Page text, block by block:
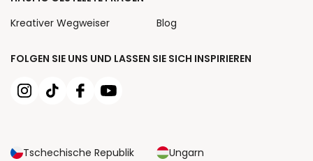
FOLGEN SIE UNS UND LASSEN SIE SICH INSPIRIEREN
Tschechische Republik
Ungarn
Kreativer Wegweiser
Blog